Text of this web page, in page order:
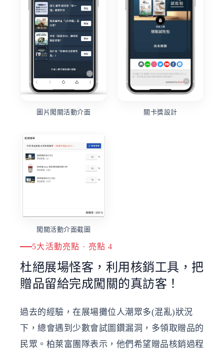
圖片闖關活動介面 關卡獎設計
闖關活動介面截圖
5大活動亮點 · 亮點 4
杜絕展場怪客，利用核銷工具，把
贈品留給完成闖關的真訪客！
過去的經驗，在展場攤位人潮眾多(混亂)狀況
下，總會遇到少數會試圖鑽漏洞，多領取贈品的
民眾。柏萊富團隊表示，他們希望贈品核銷過程